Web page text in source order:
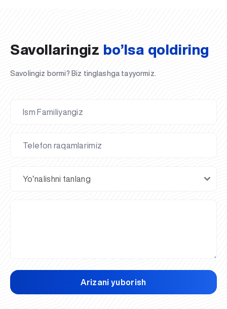
Savollaringiz bo’lsa qoldiring
Savolingiz bormi? Biz tinglashga tayyormiz.
Arizani yuborish